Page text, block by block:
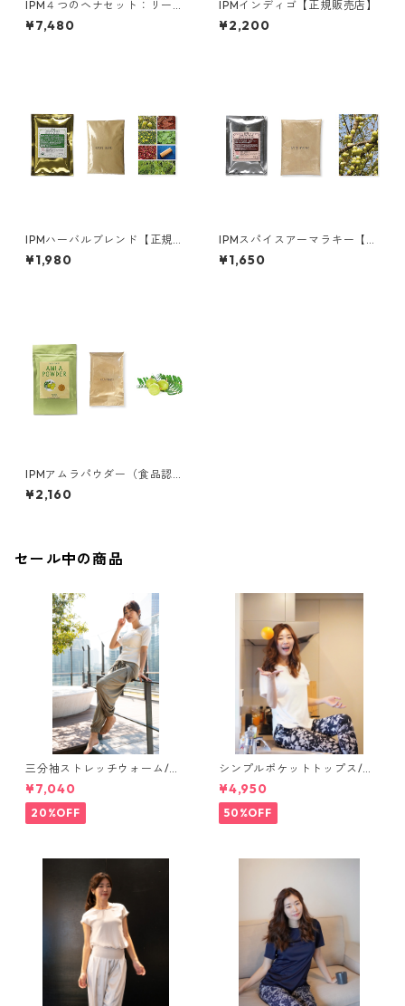
IPM４つのヘナセット：リーフ
ヘナ/インディゴ/ハーバルブレ
ンド/スパイスアーマラキー
¥7,480
IPMインディゴ【正規販売店】
¥2,200
IPMハーバルブレンド【正規販
売店】
¥1,980
IPMスパイスアーマラキー【正
規販売店】
¥1,650
IPMアムラパウダー（食品認
可）【正規販売店】
¥2,160
セール中の商品
三分袖ストレッチウォーム/リ
ブホワイト【short tops】
¥7,040
20%OFF
シンプルポケットトップス/ホ
ワイト【salon tops】
¥4,950
50%OFF